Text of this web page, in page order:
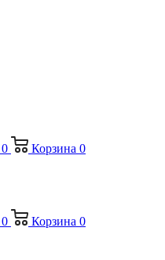
0 Корзина 0
0 Корзина 0